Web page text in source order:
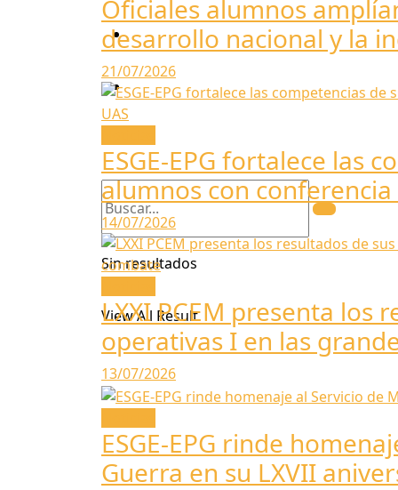
Transparencia
Certificaciones
Sin resultados
View All Result
Oficiales alumnos
desarrollo nacional y la
21/07/2026
ESGE-EPG fortalece las
alumnos con conferencia
14/07/2026
LXXI PCEM presenta los
operativas I en las
13/07/2026
ESGE-EPG rinde
Guerra en su LXVII